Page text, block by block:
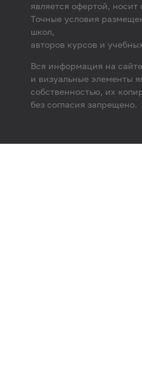
является офертой,
Точные условия
школ,
авторов курсов и
Вся информация на
и визуальные элементы
собственностью, их
без согласия запрещено.